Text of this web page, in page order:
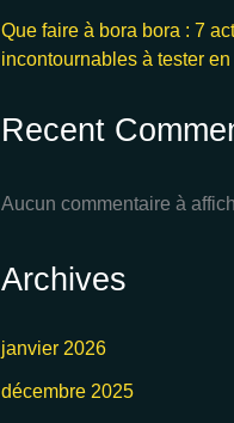
Que faire à bora bora : 7
incontournables à tester
Recent
Aucun commentaire à
Archives
janvier 2026
décembre 2025